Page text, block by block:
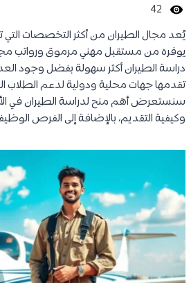
42
يُعد مجال الطيران من أكثر التخصصات التي
يوفره من مستقبل مهني مرموق ورواتب
دراسة الطيران أكثر سهولة بفضل وجود
تقدمها جهات محلية ودولية لدعم الطلاب
سنستعرض أهم منح لدراسة الطيران في
وكيفية التقديم، بالإضافة إلى الفرص